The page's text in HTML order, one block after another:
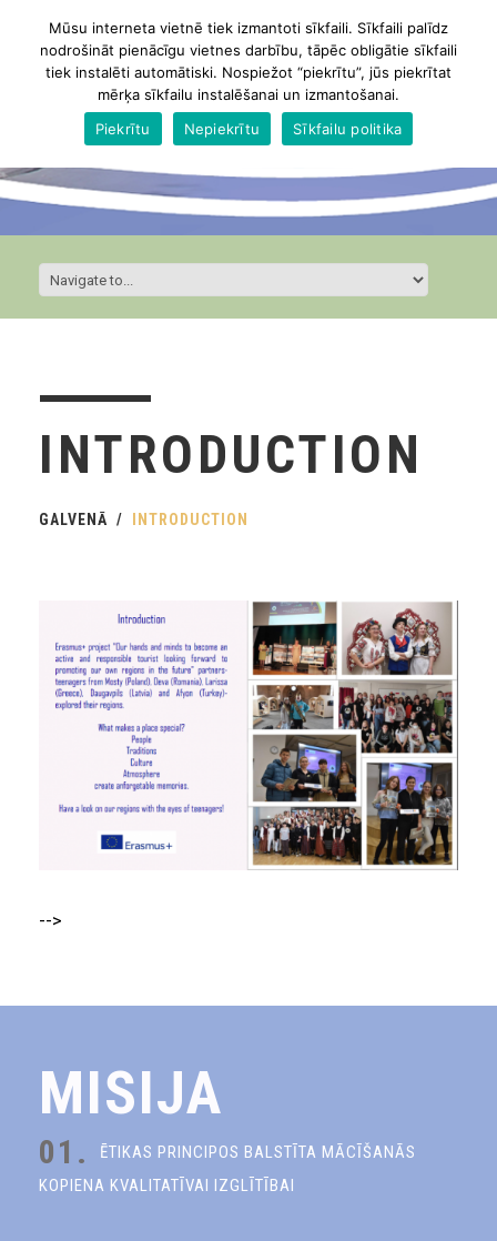
INTRODUCTION
GALVENĀ INTRODUCTION
-->
MISIJA
01.
ĒTIKAS PRINCIPOS BALSTĪTA MĀCĪŠANĀS
KOPIENA KVALITATĪVAI IZGLĪTĪBAI
Mūsu interneta vietnē tiek izmantoti sīkfaili. Sīkfaili palīdz
nodrošināt pienācīgu vietnes darbību, tāpēc obligātie sīkfaili
tiek instalēti automātiski. Nospiežot “piekrītu”, jūs piekrītat
mērķa sīkfailu instalēšanai un izmantošanai.
Piekrītu
Nepiekrītu Sīkfailu politika